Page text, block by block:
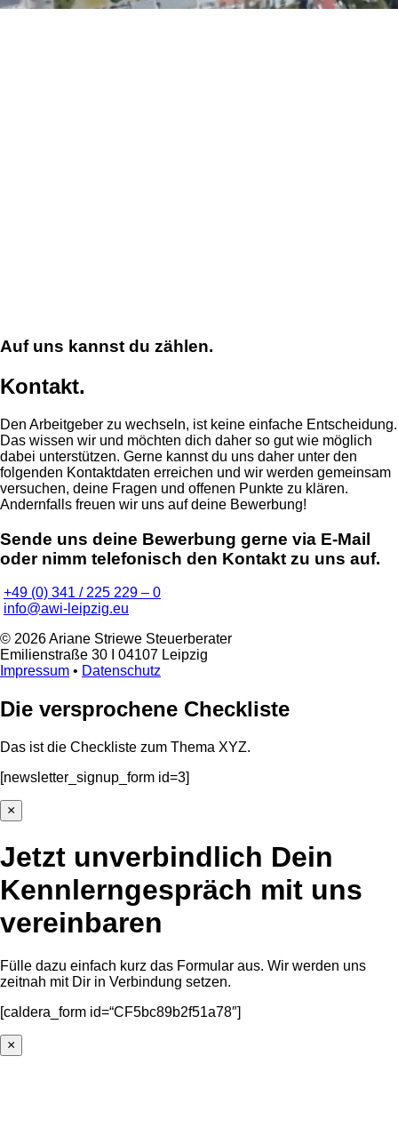
Auf uns kannst du zählen.
Kontakt.
Den Arbeitgeber zu wechseln, ist keine einfache Entscheidung.
Das wissen wir und möchten dich daher so gut wie möglich
dabei unterstützen. Gerne kannst du uns daher unter den
folgenden Kontaktdaten erreichen und wir werden gemeinsam
versuchen, deine Fragen und offenen Punkte zu klären.
Andernfalls freuen wir uns auf deine Bewerbung!
Sende uns deine Bewerbung gerne via E-Mail
oder nimm telefonisch den Kontakt zu uns auf.
+49 (0) 341 / 225 229 – 0
info@awi-leipzig.eu
© 2026 Ariane Striewe Steuerberater
Emilienstraße 30 I 04107 Leipzig
Impressum • Datenschutz
Die versprochene Checkliste
Das ist die Checkliste zum Thema XYZ.
[newsletter_signup_form id=3]
×
Jetzt unverbindlich Dein
Kennlerngespräch mit uns
vereinbaren
Fülle dazu einfach kurz das Formular aus. Wir werden uns
zeitnah mit Dir in Verbindung setzen.
[caldera_form id=“CF5bc89b2f51a78″]
×